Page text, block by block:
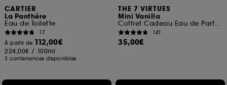
CARTIER
La Panthère
Eau de Toilette
17
À partir de 112,00€
224,00€ / 100ml
3 contenances disponibles
THE 7 VIRTUES
Mini Vanilla
Coffret Cadeau Eau de Parfum
141
35,00€